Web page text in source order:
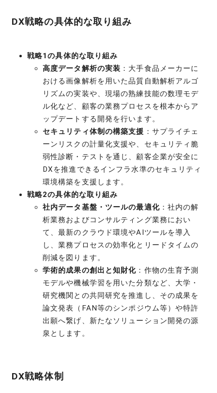
DX戦略の具体的な取り組み
戦略1の具体的な取り組み
高度データ解析の実装 ：大手食品メーカーに
おける画像解析を用いた品質自動解析アルゴ
リズムの実装や、現場の熟練技能の数理モデ
ル化など、顧客の業務プロセスを根本からア
ップデートする開発を行います。
セキュリティ体制の構築支援 ：サプライチェ
ーンリスクの計量化支援や、セキュリティ脆
弱性診断・テストを通じ、顧客企業が安全に
DXを推進できるインフラ水準のセキュリティ
環境構築を支援します。
戦略2の具体的な取り組み
社内データ基盤・ツールの最適化：社内の解
析業務およびコンサルティング業務におい
て、最新のクラウド環境やAIツールを導入
し、業務プロセスの効率化とリードタイムの
削減を図ります。
学術的成果の創出と知財化 ：作物の生育予測
モデルや機械学習を用いた分類など、大学・
研究機関との共同研究を推進し、その成果を
論文発表（FAN等のシンポジウム等）や特許
出願へ繋げ、新たなソリューション開発の源
泉とします。
DX戦略体制